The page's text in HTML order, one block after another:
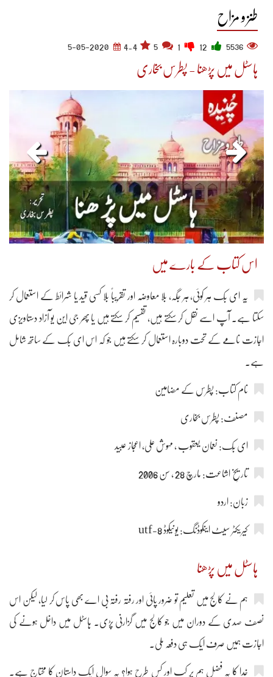
طنز و مزاح
5536
4.4
5-05-2020
ہاسٹل میں پڑھنا - پطرس بخاری
اس کتاب کے بارے میں
یہ ای بُک ہر کوئی، ہر جگہ، بلا معاوضہ اور تقریباً بلا کسی قید یا شرائط کے استعمال کر
سکتا ہے۔ آپ اسے نقل کر سکتے ہیں، تقسیم کر سکتے ہیں یا پھر جی این یو آزاد دستاویزی
اجازت نامے کے تحت دوبارہ استعمال کر سکتے ہیں جو کہ اس ای بُک کے ساتھ شامل
ہے۔
نام کتاب: پطرس کے مضامین
مصنف: پطرس بخاری
ای بُک: نعمان یعقوب ، مہوش علی، اعجاز عبید
تاریخِ اشاعت: مارچ 28 ، سن 2006
زبان: اردو
کیریکٹر سیٹ اینکوڈنگ: یونیکوڈ utf-8
ہاسٹل میں پڑھنا
ہم نے کالج میں تعلیم تو ضرور پائی اور رفتہ رفتہ بی اے بھی پاس کر لیا، لیکن اس
نصف صدی کے دوران میں جو کالج میں گزارنی پڑی۔ ہاسٹل میں داخل ہونے کی
اجازت ہمیں صرف ایک ہی دفعہ ملی۔
خدا کا یہ فضل ہم پر کب اور کس طرح ہوا؟ یہ سوال ایک داستان کا محتاج ہے۔